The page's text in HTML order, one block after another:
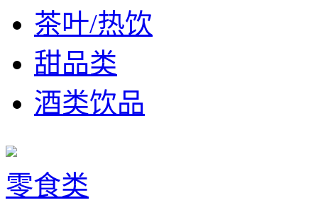
茶叶/热饮
甜品类
酒类饮品
零食类